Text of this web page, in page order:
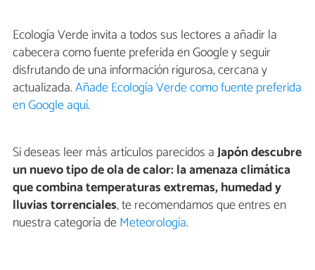
Ecología Verde invita a todos sus lectores a añadir la
cabecera como fuente preferida en Google y seguir
disfrutando de una información rigurosa, cercana y
actualizada.Añade Ecología Verde como fuente preferida
en Google aquí.
Si deseas leer más artículos parecidos aJapón descubre
un nuevo tipo de ola de calor: la amenaza climática
que combina temperaturas extremas, humedad y
lluvias torrenciales, te recomendamos que entres en
nuestra categoría deMeteorología.